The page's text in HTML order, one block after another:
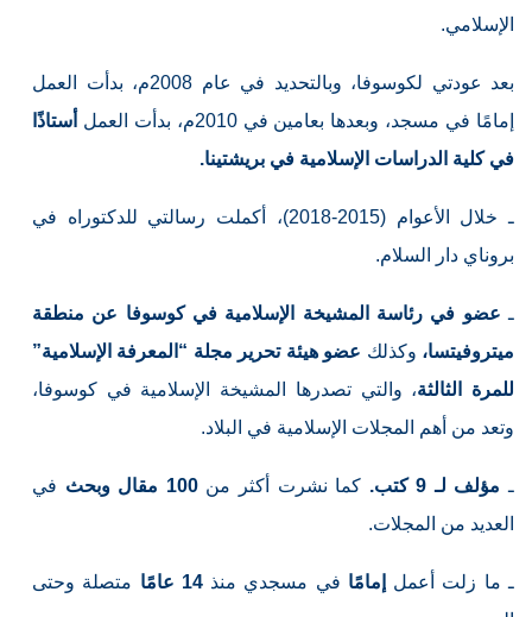
الإسلامي.
بعد عودتي لكوسوفا، وبالتحديد في عام 2008م، بدأت العمل
إمامًا في مسجد، وبعدها بعامين في 2010م، بدأت العمل
أستاذًا
في كلية الدراسات الإسلامية في بريشتينا.
ـ خلال الأعوام (2015-2018)، أكملت رسالتي للدكتوراه في
بروناي دار السلام.
ـ عضو في رئاسة المشيخة الإسلامية في كوسوفا عن منطقة
ميتروفيتسا، وكذلك عضو هيئة تحرير مجلة “المعرفة الإسلامية”
للمرة الثالثة، والتي تصدرها المشيخة الإسلامية في كوسوفا،
وتعد من أهم المجلات الإسلامية في البلاد.
ـ مؤلف لـ 9 كتب. كما نشرت أكثر من 100 مقال وبحث
في
العديد من المجلات.
ـ ما زلت أعمل إمامًا في مسجدي منذ 14 عامًا
متصلة وحتى